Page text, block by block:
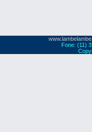
Fone: (11)